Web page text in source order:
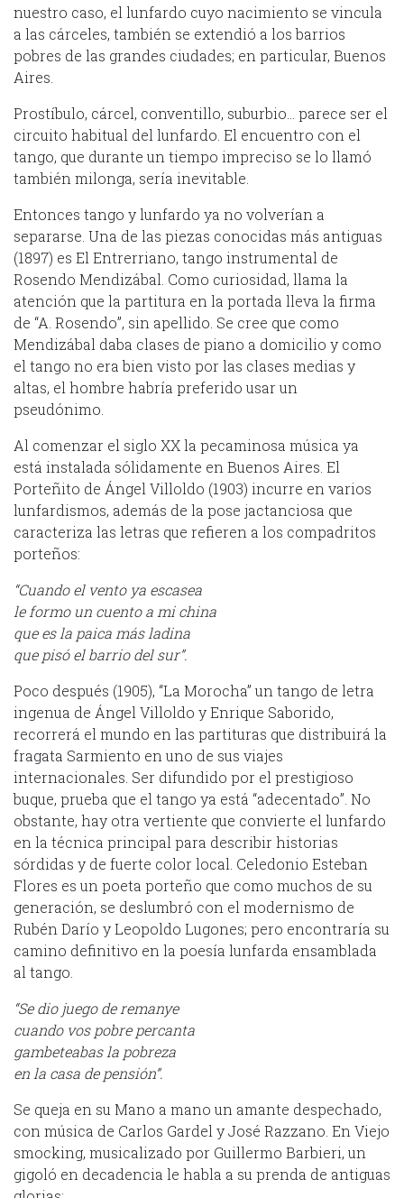
nuestro caso, el lunfardo cuyo nacimiento se vincula
a las cárceles, también se extendió a los barrios
pobres de las grandes ciudades; en particular, Buenos
Aires.
Prostíbulo, cárcel, conventillo, suburbio… parece ser el
circuito habitual del lunfardo. El encuentro con el
tango, que durante un tiempo impreciso se lo llamó
también milonga, sería inevitable.
Entonces tango y lunfardo ya no volverían a
separarse. Una de las piezas conocidas más antiguas
(1897) es El Entrerriano, tango instrumental de
Rosendo Mendizábal. Como curiosidad, llama la
atención que la partitura en la portada lleva la firma
de “A. Rosendo”, sin apellido. Se cree que como
Mendizábal daba clases de piano a domicilio y como
el tango no era bien visto por las clases medias y
altas, el hombre habría preferido usar un
pseudónimo.
Al comenzar el siglo XX la pecaminosa música ya
está instalada sólidamente en Buenos Aires. El
Porteñito de Ángel Villoldo (1903) incurre en varios
lunfardismos, además de la pose jactanciosa que
caracteriza las letras que refieren a los compadritos
porteños:
“Cuando el vento ya escasea
le formo un cuento a mi china
que es la paica más ladina
que pisó el barrio del sur”.
Poco después (1905), “La Morocha” un tango de letra
ingenua de Ángel Villoldo y Enrique Saborido,
recorrerá el mundo en las partituras que distribuirá la
fragata Sarmiento en uno de sus viajes
internacionales. Ser difundido por el prestigioso
buque, prueba que el tango ya está “adecentado”. No
obstante, hay otra vertiente que convierte el lunfardo
en la técnica principal para describir historias
sórdidas y de fuerte color local. Celedonio Esteban
Flores es un poeta porteño que como muchos de su
generación, se deslumbró con el modernismo de
Rubén Darío y Leopoldo Lugones; pero encontraría su
camino definitivo en la poesía lunfarda ensamblada
al tango.
“Se dio juego de remanye
cuando vos pobre percanta
gambeteabas la pobreza
en la casa de pensión”.
Se queja en su Mano a mano un amante despechado,
con música de Carlos Gardel y José Razzano. En Viejo
smocking, musicalizado por Guillermo Barbieri, un
gigoló en decadencia le habla a su prenda de antiguas